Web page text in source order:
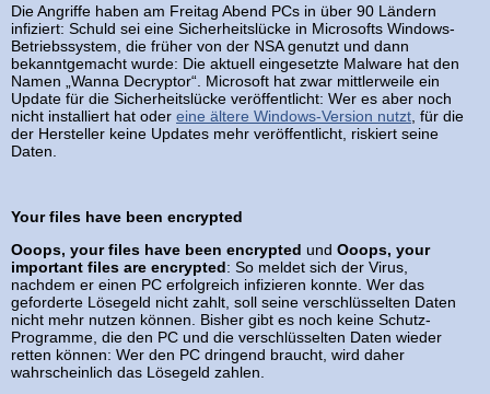
Die Angriffe haben am Freitag Abend PCs in über 90 Ländern
infiziert: Schuld sei eine Sicherheitslücke in Microsofts Windows-
Betriebssystem, die früher von der NSA genutzt und dann
bekanntgemacht wurde: Die aktuell eingesetzte Malware hat den
Namen „Wanna Decryptor“. Microsoft hat zwar mittlerweile ein
Update für die Sicherheitslücke veröffentlicht: Wer es aber noch
nicht installiert hat oder eine ältere Windows-Version nutzt , für die
der Hersteller keine Updates mehr veröffentlicht, riskiert seine
Daten.
Your files have been encrypted
Ooops, your files have been encrypted und Ooops, your
important files are encrypted: So meldet sich der Virus,
nachdem er einen PC erfolgreich infizieren konnte. Wer das
geforderte Lösegeld nicht zahlt, soll seine verschlüsselten Daten
nicht mehr nutzen können. Bisher gibt es noch keine Schutz-
Programme, die den PC und die verschlüsselten Daten wieder
retten können: Wer den PC dringend braucht, wird daher
wahrscheinlich das Lösegeld zahlen.